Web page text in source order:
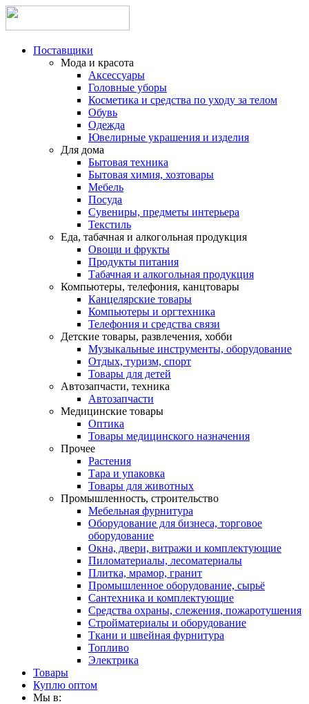
Поставщики
Мода и красота
Аксессуары
Головные уборы
Косметика и средства по уходу за телом
Обувь
Одежда
Ювелирные украшения и изделия
Для дома
Бытовая техника
Бытовая химия, хозтовары
Мебель
Посуда
Сувениры, предметы интерьера
Текстиль
Еда, табачная и алкогольная продукция
Овощи и фрукты
Продукты питания
Табачная и алкогольная продукция
Компьютеры, телефония, канцтовары
Канцелярские товары
Компьютеры и оргтехника
Телефония и средства связи
Детские товары, развлечения, хобби
Музыкальные инструменты, оборудование
Отдых, туризм, спорт
Товары для детей
Автозапчасти, техника
Автозапчасти
Медицинские товары
Оптика
Товары медицинского назначения
Прочее
Растения
Тара и упаковка
Товары для животных
Промышленность, строительство
Мебельная фурнитура
Оборудование для бизнеса, торговое
оборудование
Окна, двери, витражи и комплектующие
Пиломатериалы, лесоматериалы
Плитка, мрамор, гранит
Промышленное оборудование, сырьё
Сантехника и комплектующие
Средства охраны, слежения, пожаротушения
Стройматериалы и оборудование
Ткани и швейная фурнитура
Топливо
Электрика
Товары
Куплю оптом
Мы в: